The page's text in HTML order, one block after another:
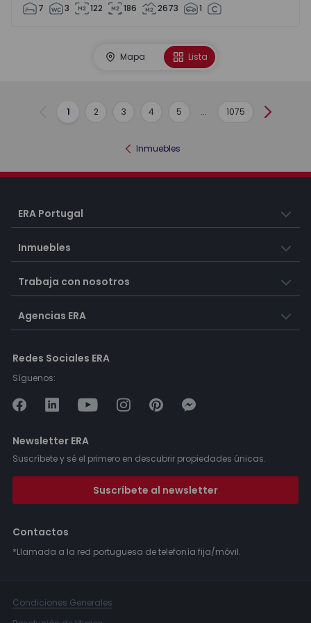
7 3 122 186 2673 1
Mapa Lista
Anterior
1 2 3 4 5 ... 1075
Inmuebles
ERA Portugal
Inmuebles
Trabaja con nosotros
Agencias ERA
Redes Sociales ERA
Síguenos:
Newsletter ERA
Suscríbete y sé el primero en descubrir propiedades únicas.
Suscríbete al newsletter
Contactos
*Llamada a la red portuguesa de telefonía fija/móvil.
Condiciones Generales